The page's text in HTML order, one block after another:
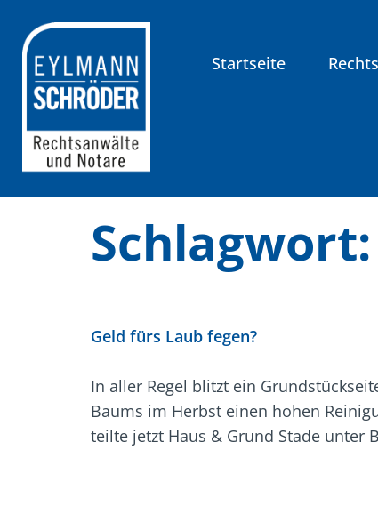
springen
Startseite
Schlagwort:
Geld fürs Laub fegen?
In aller Regel blitzt ein
Baums im Herbst einen hohen
teilte jetzt Haus & Grund Stade unter